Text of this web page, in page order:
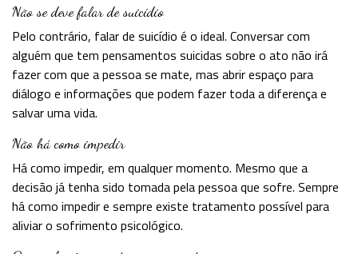
Não se deve falar de suicídio
Pelo contrário, falar de suicídio é o ideal. Conversar com
alguém que tem pensamentos suicidas sobre o ato não irá
fazer com que a pessoa se mate, mas abrir espaço para
diálogo e informações que podem fazer toda a diferença e
salvar uma vida.
Não há como impedir
Há como impedir, em qualquer momento. Mesmo que a
decisão já tenha sido tomada pela pessoa que sofre. Sempre
há como impedir e sempre existe tratamento possível para
aliviar o sofrimento psicológico.